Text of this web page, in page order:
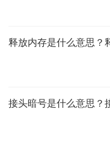
释放内存是什么意思？
接头暗号是什么意思？